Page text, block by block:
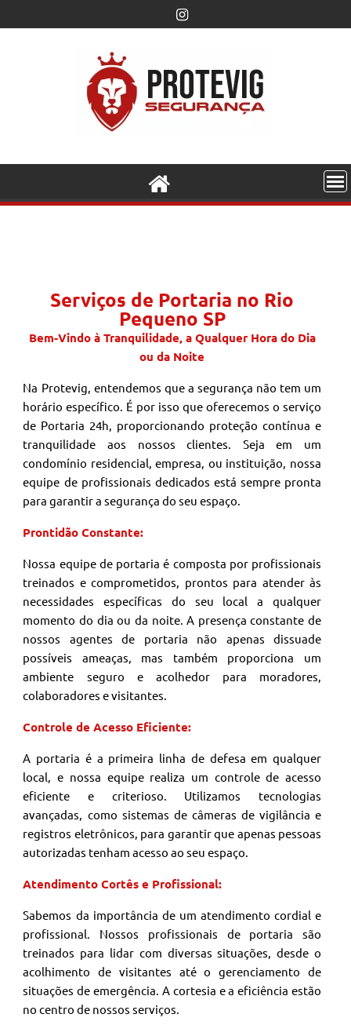
Serviços de Portaria no Rio
Pequeno SP
Bem-Vindo à Tranquilidade, a Qualquer Hora do Dia
ou da Noite
Na Protevig, entendemos que a segurança não tem um
horário específico. É por isso que oferecemos o serviço
de Portaria 24h, proporcionando proteção contínua e
tranquilidade aos nossos clientes. Seja em um
condomínio residencial, empresa, ou instituição, nossa
equipe de profissionais dedicados está sempre pronta
para garantir a segurança do seu espaço.
Prontidão Constante:
Nossa equipe de portaria é composta por profissionais
treinados e comprometidos, prontos para atender às
necessidades específicas do seu local a qualquer
momento do dia ou da noite. A presença constante de
nossos agentes de portaria não apenas dissuade
possíveis ameaças, mas também proporciona um
ambiente seguro e acolhedor para moradores,
colaboradores e visitantes.
Controle de Acesso Eficiente:
A portaria é a primeira linha de defesa em qualquer
local, e nossa equipe realiza um controle de acesso
eficiente e criterioso. Utilizamos tecnologias
avançadas, como sistemas de câmeras de vigilância e
registros eletrônicos, para garantir que apenas pessoas
autorizadas tenham acesso ao seu espaço.
Atendimento Cortês e Profissional:
Sabemos da importância de um atendimento cordial e
profissional. Nossos profissionais de portaria são
treinados para lidar com diversas situações, desde o
acolhimento de visitantes até o gerenciamento de
situações de emergência. A cortesia e a eficiência estão
no centro de nossos serviços.